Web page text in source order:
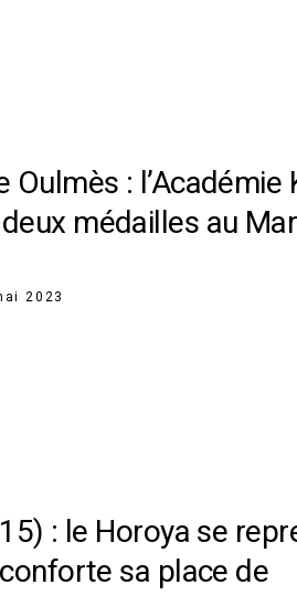
Oulmès : l’Académie
médailles au
2023
: le Horoya se
sa place de